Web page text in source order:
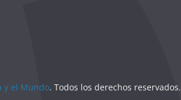
y el Mundo. Todos los derechos reservados.